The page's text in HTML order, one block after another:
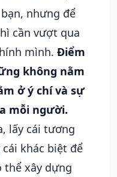
nhưng để
cần vượt qua
mình. Điểm
không nằm
ở ý chí và sự
mỗi người.
lấy cái tương
khác biệt để
thể xây dựng